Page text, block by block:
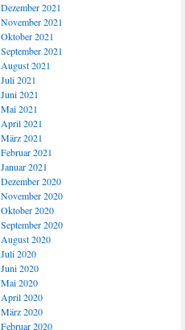
Dezember 2021
November 2021
Oktober 2021
September 2021
August 2021
Juli 2021
Juni 2021
Mai 2021
April 2021
März 2021
Februar 2021
Januar 2021
Dezember 2020
November 2020
Oktober 2020
September 2020
August 2020
Juli 2020
Juni 2020
Mai 2020
April 2020
März 2020
Februar 2020